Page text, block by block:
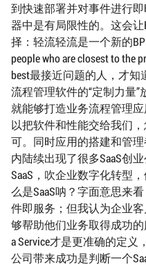
到快速部署并对事件进行
器中是有局限性的。这会让
择：轻流轻流是一个新的
people who are closest to the
best最接近问题的人，才
流程管理软件的“定制力量”
就能够打造业务流程管理
以把软件和性能交给我们
可。同时应用的搭建和管理
内陆续出现了很多SaaS创
SaaS，吹企业数字化转型
么是SaaS呐？字面意思来看
件即服务；但我认为企业
够帮助他们业务取得成功的
a Service才是更准确的定
公司带来成功是判断一个